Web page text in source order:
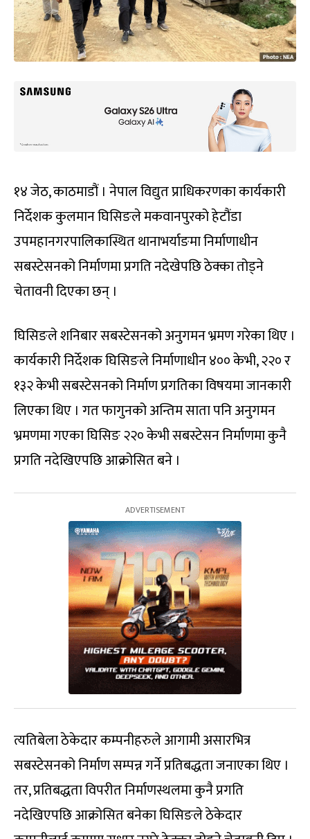
१४ जेठ, काठमाडौं । नेपाल विद्युत प्राधिकरणका कार्यकारी
निर्देशक कुलमान घिसिङले मकवानपुरको हेटौंडा
उपमहानगरपालिकास्थित थानाभर्याङमा निर्माणाधीन
सबस्टेसनको निर्माणमा प्रगति नदेखेपछि ठेक्का तोड्ने
चेतावनी दिएका छन् ।
घिसिङले शनिबार सबस्टेसनको अनुगमन भ्रमण गरेका थिए ।
कार्यकारी निर्देशक घिसिङले निर्माणाधीन ४०० केभी, २२० र
१३२ केभी सबस्टेसनको निर्माण प्रगतिका विषयमा जानकारी
लिएका थिए । गत फागुनको अन्तिम साता पनि अनुगमन
भ्रमणमा गएका घिसिङ २२० केभी सबस्टेसन निर्माणमा कुनै
प्रगति नदेखिएपछि आक्रोसित बने ।
त्यतिबेला ठेकेदार कम्पनीहरुले आगामी असारभित्र
सबस्टेसनको निर्माण सम्पन्न गर्ने प्रतिबद्धता जनाएका थिए ।
तर, प्रतिबद्धता विपरीत निर्माणस्थलमा कुनै प्रगति
नदेखिएपछि आक्रोसित बनेका घिसिङले ठेकेदार